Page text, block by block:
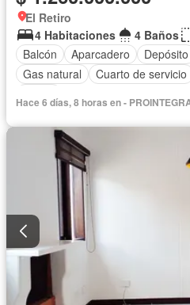
El Retiro
4 Habitaciones
4 Baños
Balcón
Aparcadero Depósito
Gas natural
Cuarto de servicio
Hace 6 días, 8 horas en -